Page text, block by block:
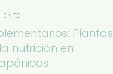
Plantas
nutrición en